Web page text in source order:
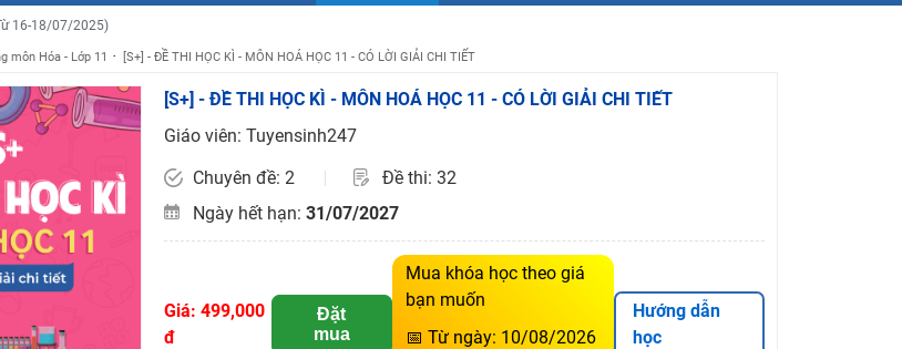
16-18/07/2025)
tiếng
môn Hóa - Lớp 11 [S+] - ĐỀ THI HỌC KÌ - MÔN HOÁ HỌC 11 - CÓ LỜI GIẢI CHI TIẾT
[S+] - ĐỀ THI HỌC KÌ - MÔN HOÁ HỌC 11 - CÓ LỜI GIẢI CHI TIẾT
Giáo viên: Tuyensinh247
Chuyên đề: 2
Đề thi: 32
Ngày hết hạn: 31/07/2027
Giá: 499,000
đ
Đặt
mua
Mua khóa học theo giá
bạn muốn
📅 Từ ngày: 10/08/2026
Hướng dẫn
học